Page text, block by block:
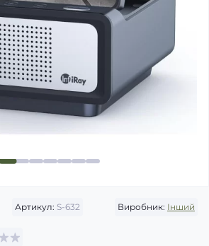
Артикул: S-632 Виробник: Інший